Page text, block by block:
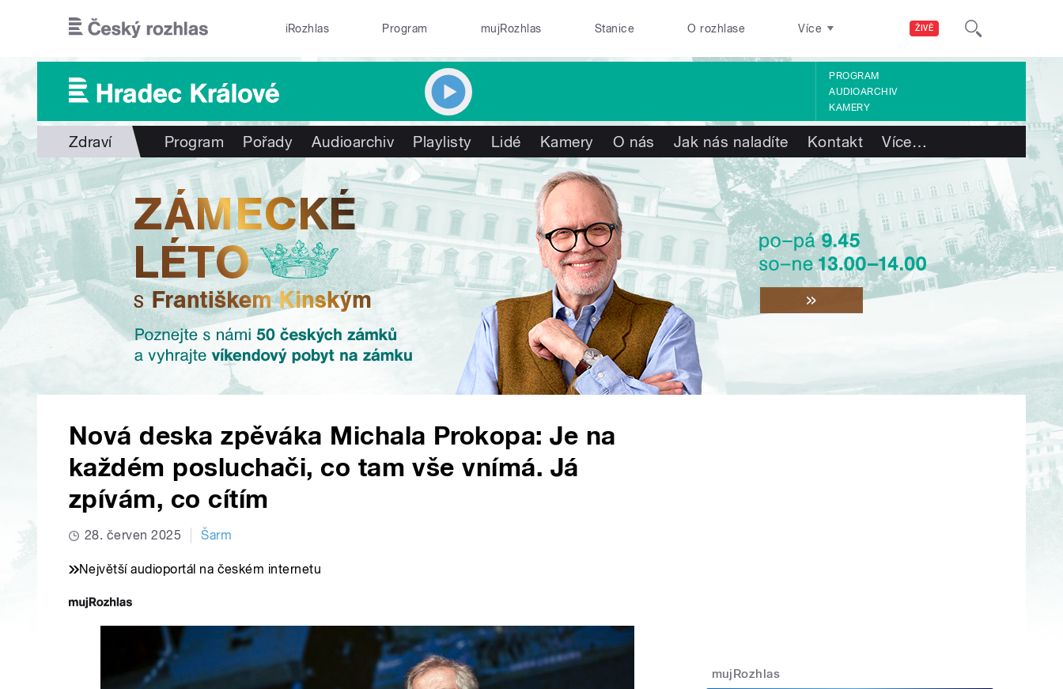
ŽIVĚ
iRozhlas Program mujRozhlas Stanice O rozhlase Více
PROGRAM
AUDIOARCHIV
KAMERY
Zdraví Program Pořady Audioarchiv Playlisty Lidé Kamery O nás Jak nás naladíte Kontakt Více…
Nová deska zpěváka Michala Prokopa: Je na
každém posluchači, co tam vše vnímá. Já
zpívám, co cítím
28. červen 2025 Šarm
Největší audioportál na českém internetu
mujRozhlas